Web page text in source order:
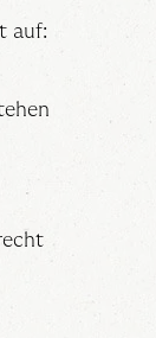
auf: